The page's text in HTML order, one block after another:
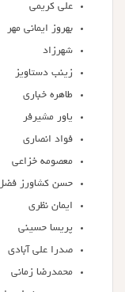
علی کریمی
بهروز ایمانی مهر
شهرزاد
زینب دستاویز
طاهره خباری
یاور مشیرفر
فواد انصاری
معصومه خزاعی
حسن کشاورز
ایمان نظری
پریسا حسینی
صدرا علی آبادی
محمدرضا زمانی